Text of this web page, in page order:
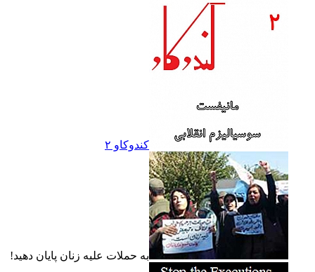
کندوکاو ۲
به حملات عليه زنان پايان دهيد!